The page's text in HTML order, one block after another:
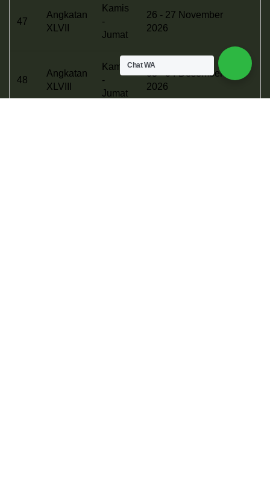
47
Angkatan
XLVII
Kamis
-
Jumat
26 - 27 November
2026
48
Angkatan
XLVIII
Kamis
-
Jumat
03 - 04 Desember
2026
Chat WA